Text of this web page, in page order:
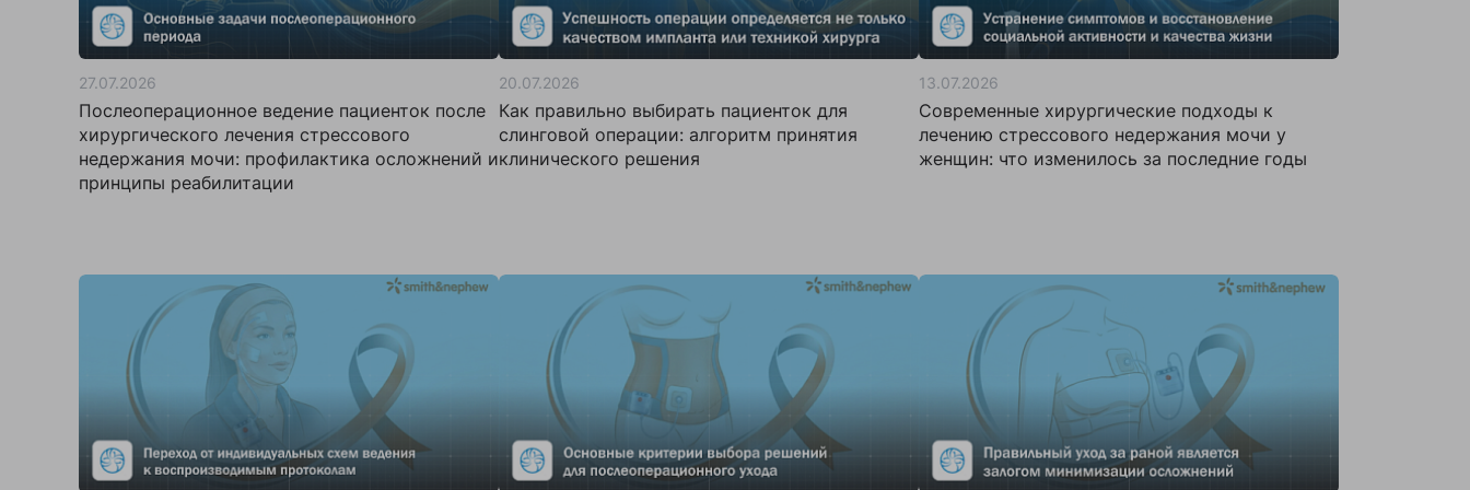
27.07.2026
Послеоперационное ведение пациенток после
хирургического лечения стрессового
недержания мочи: профилактика осложнений и
принципы реабилитации
20.07.2026
Как правильно выбирать пациенток для
слинговой операции: алгоритм принятия
клинического решения
13.07.2026
Современные хирургические подходы к
лечению стрессового недержания мочи у
женщин: что изменилось за последние годы